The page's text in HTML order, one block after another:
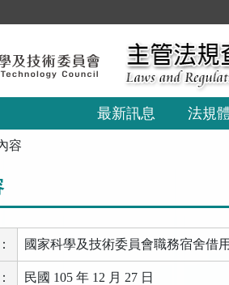
最新訊息 法規
容
國家科學及技術委員會職務宿舍借
民國 105 年 12 月 27 日